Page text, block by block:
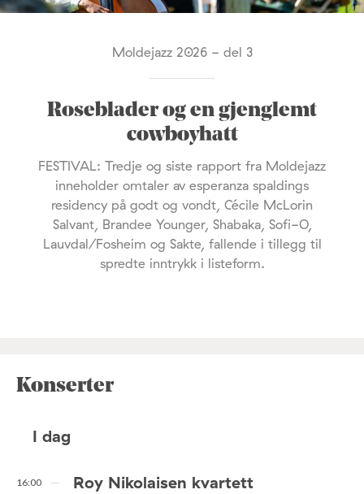
Moldejazz 2026 - del 3
Roseblader og en gjenglemt
cowboyhatt
FESTIVAL: Tredje og siste rapport fra Moldejazz
inneholder omtaler av esperanza spaldings
residency på godt og vondt, Cécile McLorin
Salvant, Brandee Younger, Shabaka, Sofi-O,
Lauvdal/Fosheim og Sakte, fallende i tillegg til
spredte inntrykk i listeform.
Konserter
I dag
16:00 Roy Nikolaisen kvartett